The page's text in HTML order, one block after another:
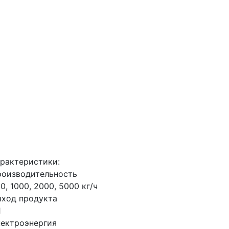
1000, 2000, 5000 кг/ч
продукта